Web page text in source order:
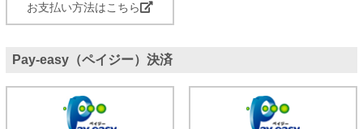
お支払い方法はこちら
Pay-easy（ペイジー）決済